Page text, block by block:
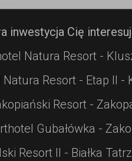
inwestycja Cię
Natura Resort -
Resort - Etap II -
Resort -
Gubałówka -
Resort II - Białka